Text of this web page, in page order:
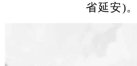
省延安)